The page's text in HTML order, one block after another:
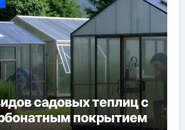
садовых теплиц с
покрытием